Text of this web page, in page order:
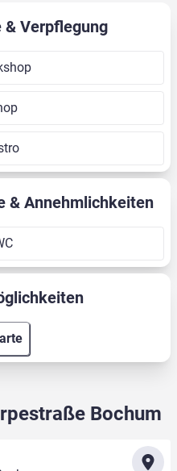
& Verpflegung
& Annehmlichkeiten
Bochum